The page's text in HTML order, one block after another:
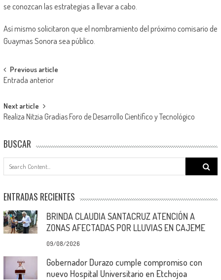
se conozcan las estrategias a llevar a cabo.
Así mismo solicitaron que el nombramiento del próximo comisario de
Guaymas Sonora sea público.
Post
navigation
Previous article
Entrada anterior
Next article
Realiza Nitzia Gradías Foro de Desarrollo Científico y Tecnológico
BUSCAR
Search
for:
ENTRADAS RECIENTES
BRINDA CLAUDIA SANTACRUZ ATENCIÓN A
ZONAS AFECTADAS POR LLUVIAS EN CAJEME
09/08/2026
Gobernador Durazo cumple compromiso con
nuevo Hospital Universitario en Etchojoa